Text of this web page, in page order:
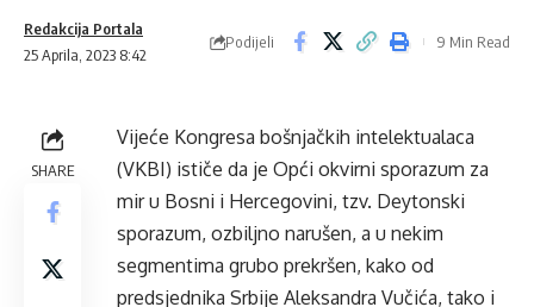
25 Aprila, 2023 8:42
Redakcija Portala
Podijeli 9 Min Read
SHARE
Vijeće Kongresa bošnjačkih intelektualaca
(VKBI) ističe da je Opći okvirni sporazum za
mir u Bosni i Hercegovini, tzv. Deytonski
sporazum, ozbiljno narušen, a u nekim
segmentima grubo prekršen, kako od
predsjednika Srbije Aleksandra Vučića, tako i